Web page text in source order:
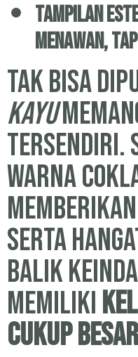
Tampilan
Menawan,
Tak bisa
kayu
tersendiri.
warna
serta
balik
memiliki
cukup besar